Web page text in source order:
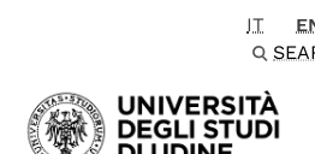
Passa al contenuto
IT